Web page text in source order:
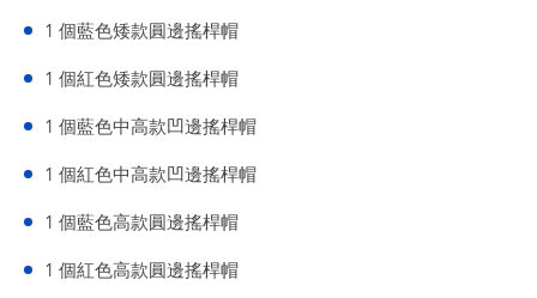
1 個藍色矮款圓邊搖桿帽
1 個紅色矮款圓邊搖桿帽
1 個藍色中高款凹邊搖桿帽
1 個紅色中高款凹邊搖桿帽
1 個藍色高款圓邊搖桿帽
1 個紅色高款圓邊搖桿帽